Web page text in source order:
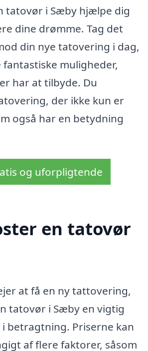
tatovør i Sæby hjælpe dig
dine drømme. Tag det
din nye tatovering i dag,
muligheder,
har at tilbyde. Du
der ikke kun er
også har en betydning
og uforpligtende
en tatovør
at få en ny tattovering,
tatovør i Sæby en vigtig
betragtning. Priserne kan
af flere faktorer, såsom